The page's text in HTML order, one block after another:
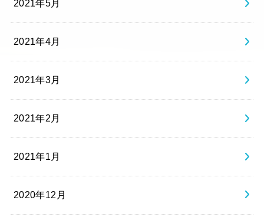
2021年5月
2021年4月
2021年3月
2021年2月
2021年1月
2020年12月